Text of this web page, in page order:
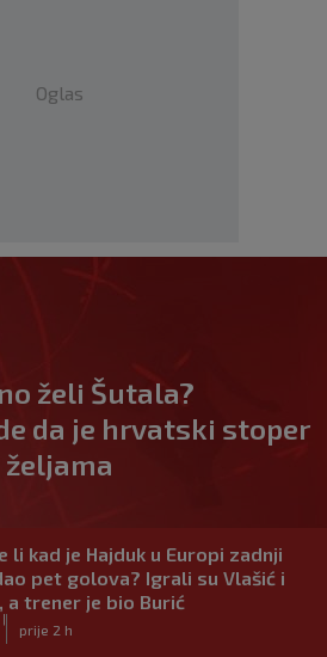
Oglas
želi Šutala?
da je hrvatski stoper
li kad je Hajduk u Europi zadnji
pet golova? Igrali su Vlašić i
a trener je bio Burić
prije 2 h